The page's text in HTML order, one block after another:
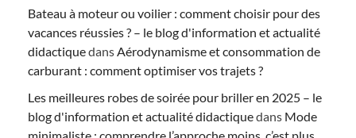
Bateau à moteur ou voilier : comment choisir pour des
vacances réussies ? – le blog d'information et actualité
didactiquedansAérodynamisme et consommation de
carburant : comment optimiser vos trajets ?
Les meilleures robes de soirée pour briller en 2025 – le
blog d'information et actualité didactiquedans Mode